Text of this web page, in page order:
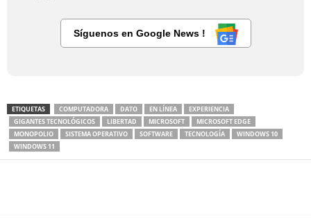
Síguenos en Google News !
ETIQUETAS COMPUTADORA DATO EN LÍNEA
EXPERIENCIA
GIGANTES TECNOLÓGICOS
LIBERTAD MICROSOFT
MICROSOFT EDGE
MONOPOLIO
SISTEMA OPERATIVO SOFTWARE TECNOLOGÍA
WINDOWS 10
WINDOWS 11